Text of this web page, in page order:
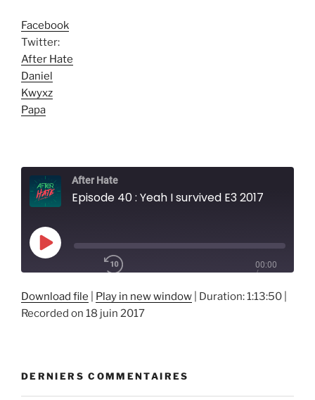
Facebook
Twitter:
After Hate
Daniel
Kwyxz
Papa
After Hate
Episode 40 : Yeah I survived E3 2017
Play
00:00
/
1:13:50
LINK
Download file Play in new window Duration: 1:13:50
Recorded on 18 juin 2017
DERNIERS COMMENTAIRES